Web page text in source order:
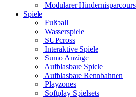
Modularer Hindernisparcours
Spiele
Fußball
Wasserspiele
SUPcross
Interaktive Spiele
Sumo Anzüge
Aufblasbare Spiele
Aufblasbare Rennbahnen
Playzones
Softplay Spielsets